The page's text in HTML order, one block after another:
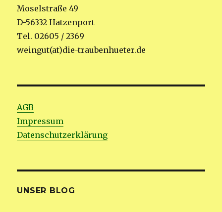
Moselstraße 49
D-56332 Hatzenport
Tel. 02605 / 2369
weingut(at)die-traubenhueter.de
AGB
Impressum
Datenschutzerklärung
UNSER BLOG